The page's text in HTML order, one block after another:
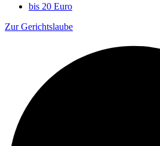
bis 20 Euro
Zur Gerichtslaube